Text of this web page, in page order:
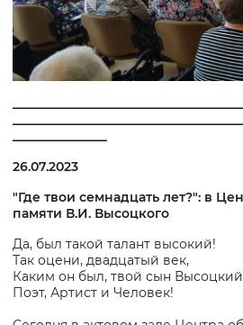
_______________
26.07.2023
"Где твои семнадцать лет?": в
памяти В.И. Высоцкого
Да, был такой талант высокий!
Так оцени, двадцатый век,
Каким он был, твой сын
Поэт, Артист и Человек!